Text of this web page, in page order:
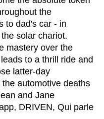
the
to dad's car - in
solar chariot.
mastery over the
to a thrill ride and
latter-day
automotive deaths
and Jane
DRIVEN, Qui parle